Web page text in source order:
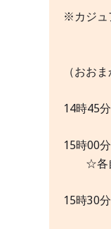
※カジュ
（おお
14時45
15時00
☆各自
15時30